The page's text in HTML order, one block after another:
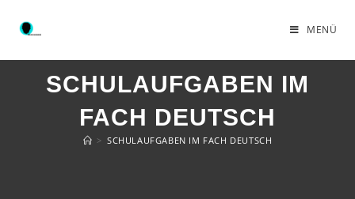
MENÜ
SCHULAUFGABEN IM
FACH DEUTSCH
> SCHULAUFGABEN IM FACH DEUTSCH